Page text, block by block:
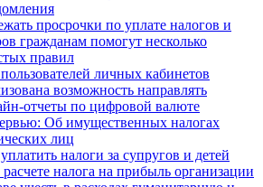
просрочки по уплате налогов и
гражданам помогут несколько
правил
личных кабинетов
возможность направлять
отчеты по цифровой валюте
Об имущественных налогах
лиц
налоги за супругов и детей
налога на прибыль организации